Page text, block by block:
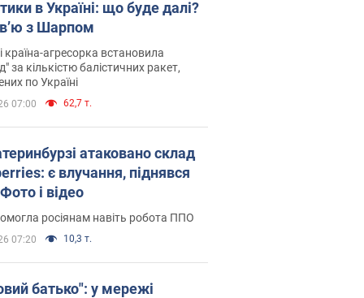
в Україні: що буде далі?
з Шарпом
країна-агресорка встановила
за кількістю балістичних ракет,
по Україні
07:00 62,7 т.
атаковано склад
є влучання, піднявся
і відео
росіянам навіть робота ППО
07:20 10,3 т.
батько": у мережі